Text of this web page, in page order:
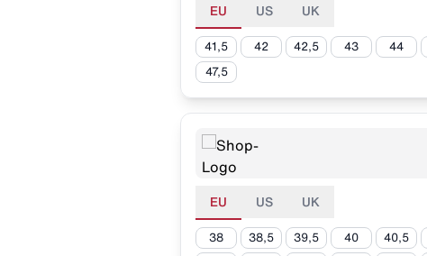
EU US UK
41,5 42 42,5 43 44
47,5
EU US UK
38 38,5 39,5 40 40,5